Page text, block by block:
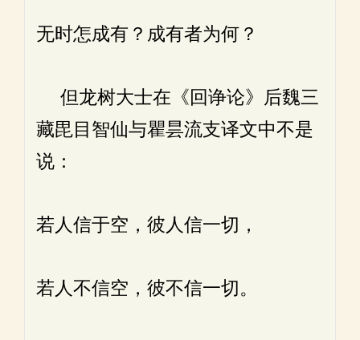
无时怎成有？成有者为何？
但龙树大士在《回诤论》后魏三
藏毘目智仙与瞿昙流支译文中不是
说：
若人信于空，彼人信一切，
若人不信空，彼不信一切。